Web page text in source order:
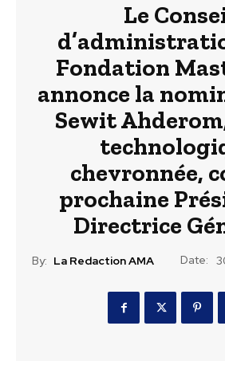
Le
Fondation
annonce la
Sewit
chevronnée,
prochaine
Directrice
By: La Redaction AMA Date: